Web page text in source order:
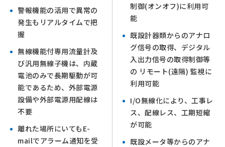
警報機能の活用で異常の
発生もリアルタイムで把
握
無線機能付専用流量計及
び汎用無線子機は、内蔵
電池のみで長期駆動が可
能であるため、外部電源
設備や外部電源用配線は
不要
離れた場所にいてもE-
mailでアラーム通知を受
制御(オンオフ)に利用可
能
既設計器類からのアナロ
グ信号の取得、デジタル
入出力信号の取得制御等
の リモート(遠隔) 監視に
利用可能
I/O無線化により、工事レ
ス、配線レス、工期短縮
が可能
既設メータ等からのアナ